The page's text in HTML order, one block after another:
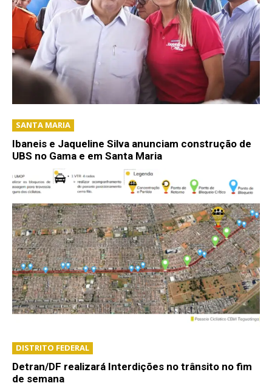
SANTA MARIA
Ibaneis e Jaqueline Silva anunciam construção de
UBS no Gama e em Santa Maria
DISTRITO FEDERAL
Detran/DF realizará Interdições no trânsito no fim
de semana